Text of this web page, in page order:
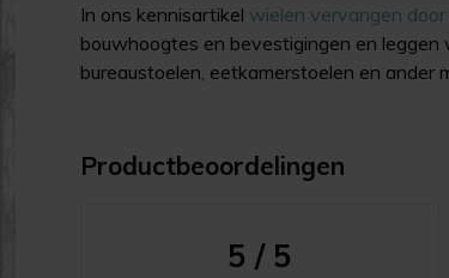
In ons kennisartikel wielen vervangen
bouwhoogtes en bevestigingen en
bureaustoelen, eetkamerstoelen en ander
Productbeoordelingen
5 / 5